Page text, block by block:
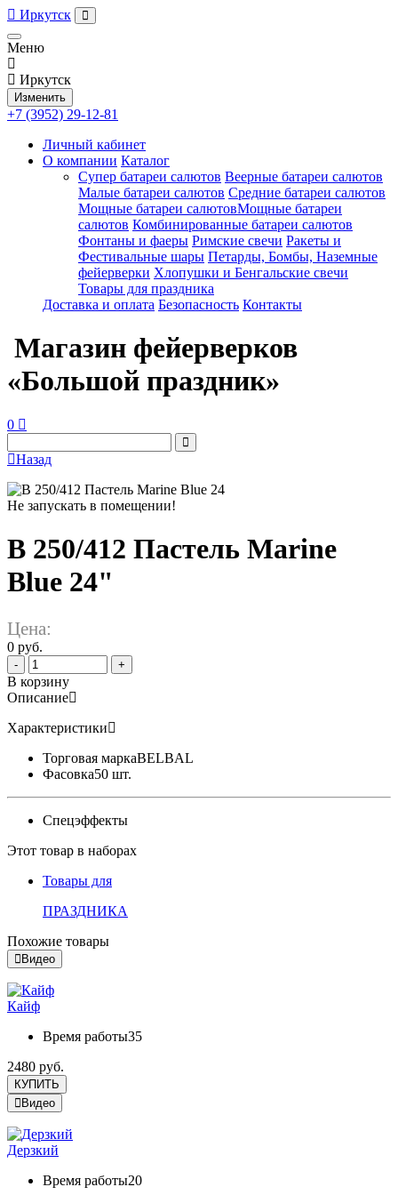
Иркутск
Меню
Иркутск
Изменить
+7 (3952) 29-12-81
Личный кабинет
О компании Каталог
Супер батареи салютов Веерные батареи салютов
Малые батареи салютов Средние батареи салютов
Мощные батареи салютовМощные батареи
салютов Комбинированные батареи салютов
Фонтаны и фаеры Римские свечи Ракеты и
Фестивальные шары Петарды, Бомбы, Наземные
фейерверки Хлопушки и Бенгальские свечи
Товары для праздника
Доставка и оплата Безопасность Контакты
Магазин фейерверков
«Большой праздник»
0
Назад
Не запускать в помещении!
В 250/412 Пастель Marine
Blue 24"
Цена:
0 руб.
- +
В корзину
Описание
Характеристики
Торговая маркаBELBAL
Фасовка50 шт.
Спецэффекты
Этот товар в наборах
Товары для
ПРАЗДНИКА
Похожие товары
Видео
Кайф
Время работы35
2480 руб.
КУПИТЬ
Видео
Дерзкий
Время работы20